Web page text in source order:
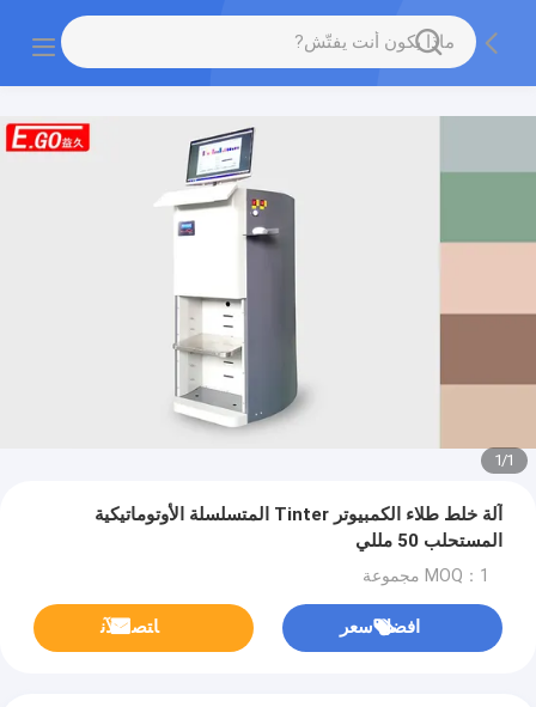
1
/
1
آلة خلط طلاء الكمبيوتر Tinter المتسلسلة الأوتوماتيكية
المستحلب 50 مللي
MOQ：1 مجموعة
افضل سعر ﺎﺘﺼﻟ ﺍﻶﻧ